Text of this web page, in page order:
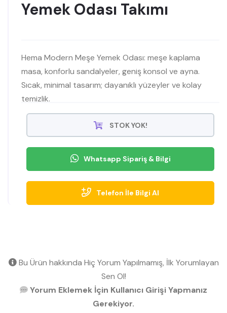
Yemek Odası Takımı
Hema Modern Meşe Yemek Odası: meşe kaplama
masa, konforlu sandalyeler, geniş konsol ve ayna.
Sıcak, minimal tasarım; dayanıklı yüzeyler ve kolay
temizlik.
STOK YOK!
Whatsapp Sipariş & Bilgi
Telefon İle Bilgi Al
Bu Ürün hakkında Hiç Yorum Yapılmamış, İlk Yorumlayan
Sen Ol!
Yorum Eklemek İçin Kullanıcı Girişi Yapmanız
Gerekiyor.